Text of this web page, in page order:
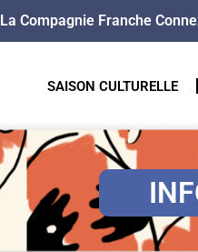
La Compagnie Franche
SAISON CULTURELLE